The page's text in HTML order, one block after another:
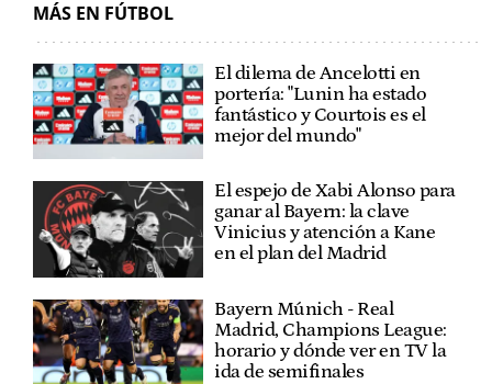
MÁS EN FÚTBOL
El dilema de Ancelotti en
portería: "Lunin ha estado
fantástico y Courtois es el
mejor del mundo"
El espejo de Xabi Alonso para
ganar al Bayern: la clave
Vinicius y atención a Kane
en el plan del Madrid
Bayern Múnich - Real
Madrid, Champions League:
horario y dónde ver en TV la
ida de semifinales